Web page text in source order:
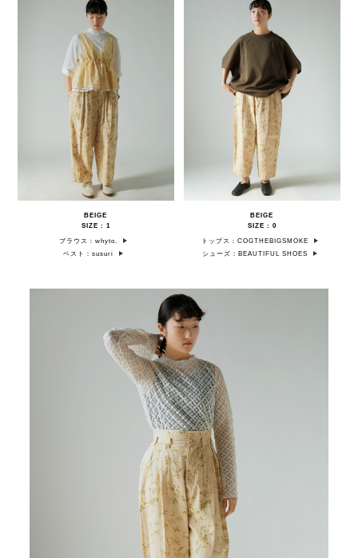
BEIGE
SIZE : 1
ブラウス：whyto.
ベスト：susuri
BEIGE
SIZE : 0
トップス：COGTHEBIGSMOKE
シューズ：BEAUTIFUL SHOES